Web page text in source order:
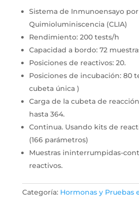
Sistema de Inmunoensayo por
Quimioluminiscencia (CLIA)
Rendimiento: 200 tests/h
Capacidad a bordo: 72
Posiciones de reactivos: 20.
Posiciones de incubación: 80
cubeta única )
Carga de la cubeta de
hasta 364.
Continua. Usando kits de
(166 parámetros)
Muestras ininterrumpidas-
reactivos.
Categoría: Hormonas y Pruebas